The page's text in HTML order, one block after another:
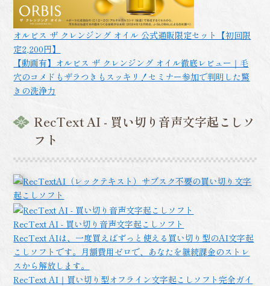
オルビス ザ クレンジング オイル 公式通販限定セット【初回限
定2,200円】
【動画有】オルビス ザ クレンジング オイル徹底レビュー｜毛
穴のコメドもザラつきもスッキリ！セミナー参加で判明した驚
きの洗浄力
RecText AI - 買い切り音声文字起こしソ
フト
RecText AI - 買い切り音声文字起こしソフト
RecText AIは、一度買えばずっと使える買い切り型のAI文字起
こしソフトです。月額費用ゼロで、あなたを継続課金のストレ
スから解放します。
RecText AI｜買い切り型オフライン文字起こしソフト完全ガイ